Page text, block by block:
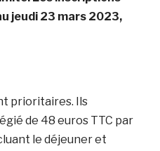
jeudi 23 mars 2023,
prioritaires. Ils
de 48 euros TTC par
le déjeuner et